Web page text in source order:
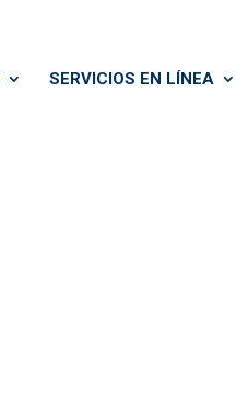
SERVICIOS EN LÍNEA